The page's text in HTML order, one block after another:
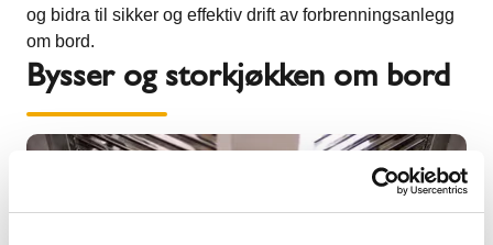
og bidra til sikker og effektiv drift av forbrenningsanlegg
om bord.
Bysser og storkjøkken om bord